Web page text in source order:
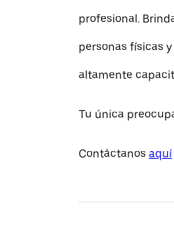
profesional.
personas físicas
altamente
Tu única
Contáctanos aquí